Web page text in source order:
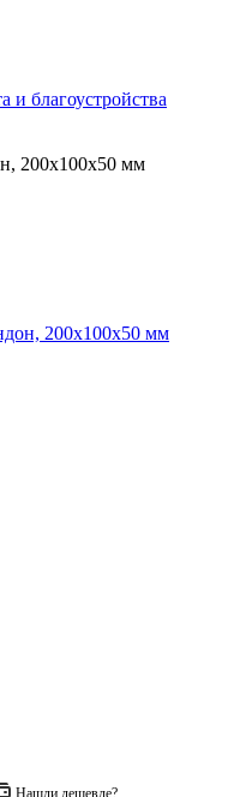
благоустройства
200х100х50 мм
Нашли дешевле?